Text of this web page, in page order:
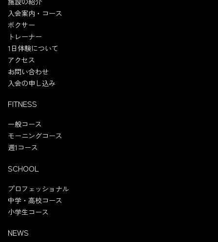
入会案内・コース
ボクサー
トレーナー
1日体験について
アクセス
お問い合わせ
入会の申し込み
FITNESS
一般コース
モーニングコース
週1コース
SCHOOL
プロフェッショナル
中学・高校コース
小学生コース
NEWS